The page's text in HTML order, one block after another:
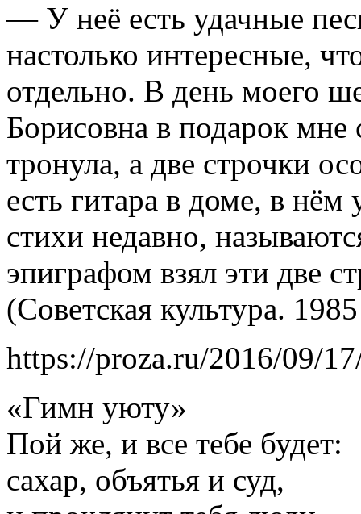
— У неё есть удачные
настолько интересные,
отдельно. В день моего
Борисовна в подарок мне
тронула, а две строчки
есть гитара в доме, в
стихи недавно,
эпиграфом взял эти две
(Советская культура.
https://proza.ru/2016/09/
«Гимн уюту»
Пой же, и все тебе будет:
сахар, объятья и суд,